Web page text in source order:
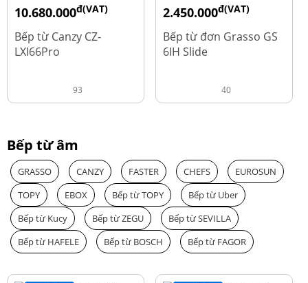
10.680.000đ(VAT)
15.980.000
Bếp từ Canzy CZ-
LXI66Pro
93
2.450.000đ(VAT)
3.560.000
Bếp từ đơn Grasso GS
6IH Slide
40
Bếp từ âm
GRASSO CANZY FASTER CHEFS
EUROSUN
TOPY
EBOX Bếp từ TOPY
Bếp từ Uber
Bếp từ Kucy
Bếp từ ZEGU
Bếp từ SEVILLA
Bếp từ HAFELE
Bếp từ BOSCH Bếp từ FAGOR